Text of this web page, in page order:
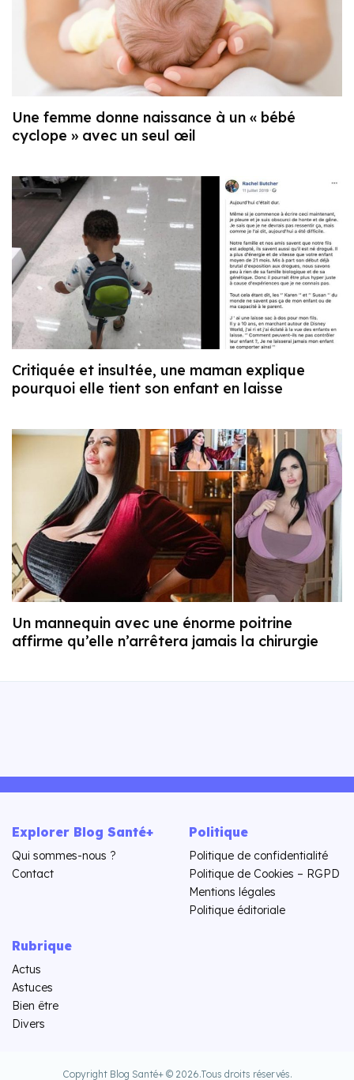
Une femme donne naissance à un « bébé
cyclope » avec un seul œil
Critiquée et insultée, une maman explique
pourquoi elle tient son enfant en laisse
Un mannequin avec une énorme poitrine
affirme qu’elle n’arrêtera jamais la chirurgie
Explorer Blog Santé+
Qui sommes-nous ?
Contact
Politique
Politique de confidentialité
Politique de Cookies – RGPD
Mentions légales
Politique éditoriale
Rubrique
Actus
Astuces
Bien être
Divers
Copyright Blog Santé+ © 2026.Tous droits réservés.